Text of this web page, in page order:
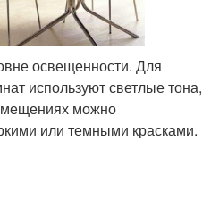
освещенности. Для
используют светлые тона,
можно
или темными красками.